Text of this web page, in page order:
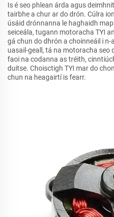
Is é seo phlean árda agus
tairbhe a chur ar do drón. Cúlra
úsáid drónnanna le haghaidh
seiceála, tugann motoracha TYI
gá chun do dhrón a choinneáil i
uasail-geall, tá na motoracha
faoi na codanna as tréith,
duitse. Choisctigh TYI mar do
chun na heagairtí is fearr.